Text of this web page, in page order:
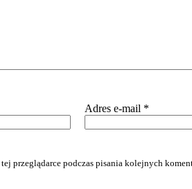
Adres e-mail *
przeglądarce podczas pisania kolejnych